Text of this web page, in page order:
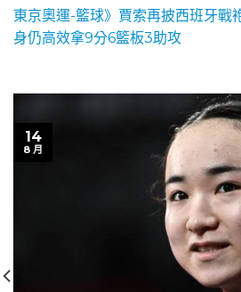
東京奧運-籃球》賈索再披西班牙
身仍高效拿9分6籃板3助攻
14
8 月